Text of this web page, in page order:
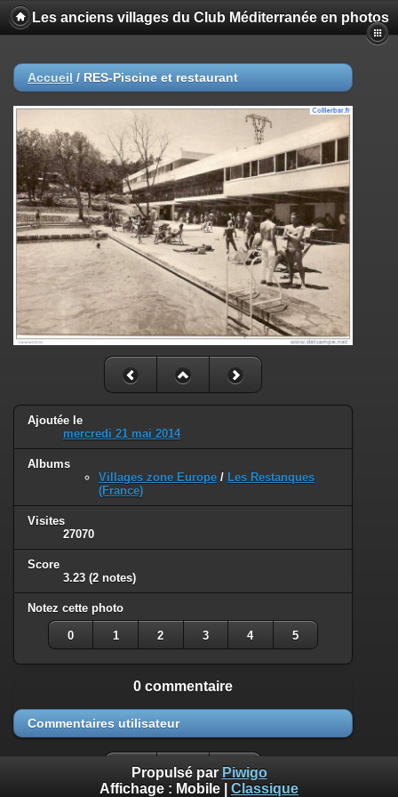
Les anciens villages du Club Méditerranée en photos
Accueil / RES-Piscine et restaurant
Ajoutée le
mercredi 21 mai 2014
Albums
Villages zone Europe / Les Restanques
(France)
Visites
27070
Score
3.23 (2 notes)
Notez cette photo
0 1 2 3 4 5
0 commentaire
Commentaires utilisateur
Propulsé par Piwigo
Affichage : Mobile Classique